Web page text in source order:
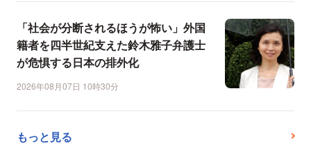
「社会が分断されるほうが怖い」外国
籍者を四半世紀支えた鈴木雅子弁護士
が危惧する日本の排外化
2026年08月07日 10時30分
もっと見る